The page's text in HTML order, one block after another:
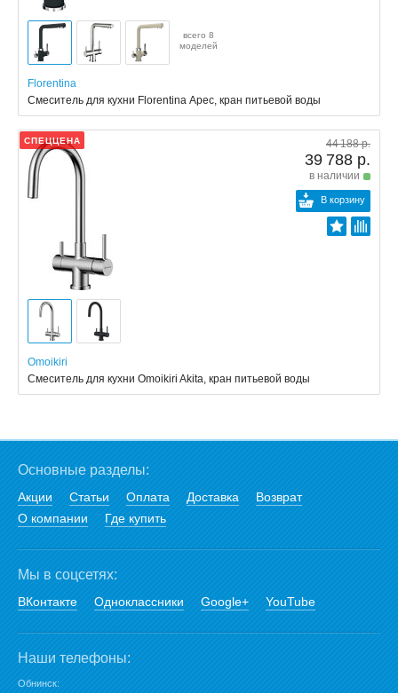
всего 8
моделей
Florentina
Смеситель для кухни Florentina Арес, кран питьевой воды
СПЕЦЦЕНА 44 188 р.
39 788 р.
в наличии
В корзину
Omoikiri
Смеситель для кухни Omoikiri Akita, кран питьевой воды
Основные разделы:
Акции Статьи Оплата Доставка
Возврат
О компании
Где купить
Мы в соцсетях:
ВКонтакте Одноклассники Google+ YouTube
Наши телефоны:
Обнинск: